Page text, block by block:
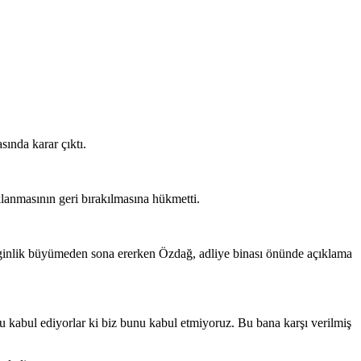
karar çıktı.
geri bırakılmasına hükmetti.
büyümeden sona ererken Özdağ, adliye binası önünde açıklama
kabul ediyorlar ki biz bunu kabul etmiyoruz. Bu bana karşı verilmiş